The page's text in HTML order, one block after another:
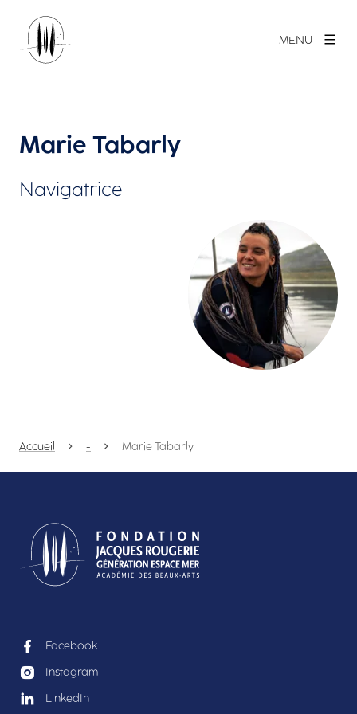
MENU
Marie Tabarly
Navigatrice
Agrandir
Accueil - Marie Tabarly
Facebook
Instagram
LinkedIn